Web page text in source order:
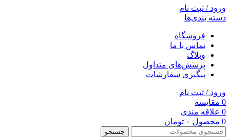
ورود / ثبت نام
دسته بندی‌ها
فروشگاه
تماس با ما
وبلاگ
پرسش‌های متداول
پیگیری سفارشات
ورود / ثبت نام
0 مقایسه
0 علاقه مندی
0 محصول ۰ تومان
جستجو